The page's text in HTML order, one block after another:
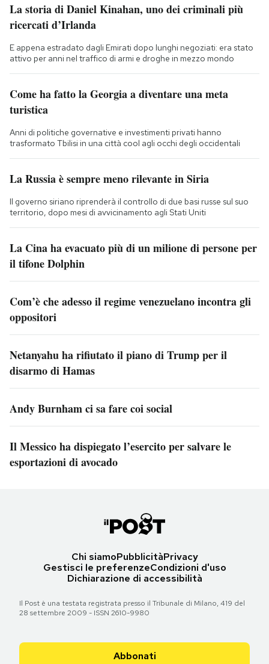
La storia di Daniel Kinahan, uno dei criminali più
ricercati d’Irlanda
E appena estradato dagli Emirati dopo lunghi negoziati: era stato
attivo per anni nel traffico di armi e droghe in mezzo mondo
Come ha fatto la Georgia a diventare una meta
turistica
Anni di politiche governative e investimenti privati hanno
trasformato Tbilisi in una città cool agli occhi degli occidentali
La Russia è sempre meno rilevante in Siria
Il governo siriano riprenderà il controllo di due basi russe sul suo
territorio, dopo mesi di avvicinamento agli Stati Uniti
La Cina ha evacuato più di un milione di persone per
il tifone Dolphin
Com’è che adesso il regime venezuelano incontra gli
oppositori
Netanyahu ha rifiutato il piano di Trump per il
disarmo di Hamas
Andy Burnham ci sa fare coi social
Il Messico ha dispiegato l’esercito per salvare le
esportazioni di avocado
Chi siamoPubblicitàPrivacy
Gestisci le preferenzeCondizioni d'uso
Dichiarazione di accessibilità
Il Post è una testata registrata presso il Tribunale di Milano, 419 del
28 settembre 2009 - ISSN 2610-9980
Abbonati